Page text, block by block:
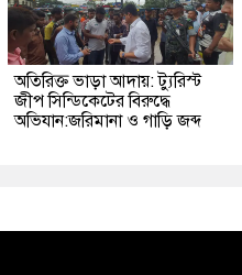
অতিরিক্ত ভাড়া আদায়: ট্যুরিস্ট
জীপ সিন্ডিকেটের বিরুদ্ধে
অভিযান:জরিমানা ও গাড়ি জব্দ